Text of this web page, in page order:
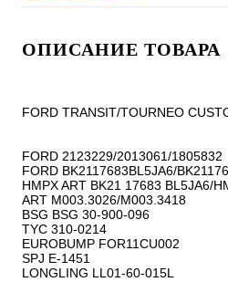
ОПИСАНИЕ ТОВАРА
FORD TRANSIT/TOURNEO
FORD 2123229/2013061/1805832
FORD BK2117683BL5JA6/
HMPX ART BK21 17683 BL5JA6/
ART M003.3026/M003.3418
BSG BSG 30-900-096
TYC 310-0214
EUROBUMP FOR11CU002
SPJ E-1451
LONGLING LL01-60-015L